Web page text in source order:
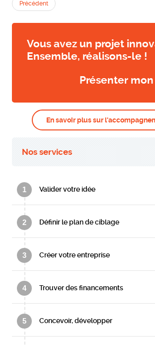
Précédent
Vous avez un projet
Ensemble, réalisons-le !
Présenter
En savoir plus sur
Nos services
1 Valider votre idée
2 Définir le plan de ciblage
3 Créer votre entreprise
4 Trouver des financements
5 Concevoir, développer